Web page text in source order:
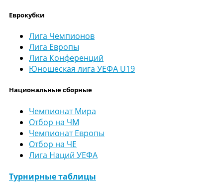
Еврокубки
Лига Чемпионов
Лига Европы
Лига Конференций
Юношеская лига УЕФА U19
Национальные сборные
Чемпионат Мира
Отбор на ЧМ
Чемпионат Европы
Отбор на ЧЕ
Лига Наций УЕФА
Турнирные таблицы